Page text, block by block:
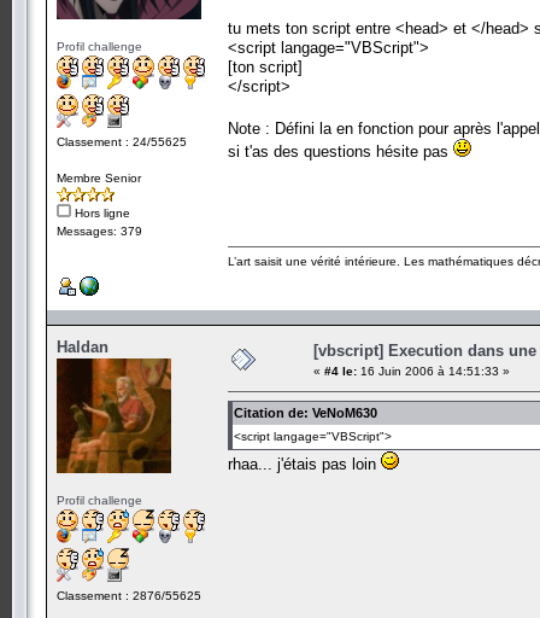
Profil challenge
Classement : 24/55625
Membre Senior
Hors ligne
Messages: 379
tu mets ton script entre <head> et </head>
<script langage="VBScript">
[ton script]
</script>
Note : Défini la en fonction pour après
si t'as des questions hésite pas
L’art saisit une vérité intérieure. Les mathématiques
Haldan
Profil challenge
Classement : 2876/55625
[vbscript] Execution dans une
« #4 le: 16 Juin 2006 à 14:51:33 »
Citation de: VeNoM630
<script langage="VBScript">
rhaa... j'étais pas loin